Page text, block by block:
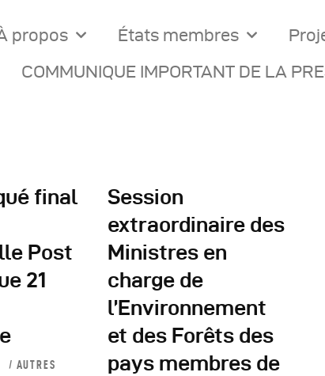
propos États membres
COMMUNIQUE IMPORTANT DE LA
Officiels
Des Ministres
Rendus De
final
Post
21
AUTRES
Session
extraordinaire des
Ministres en
charge de
l’Environnement
et des Forêts des
pays membres de